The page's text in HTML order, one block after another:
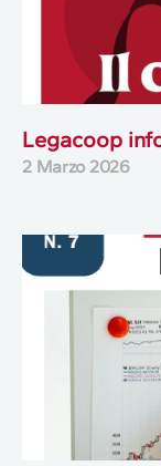
Legacoop
2 Marzo 2026